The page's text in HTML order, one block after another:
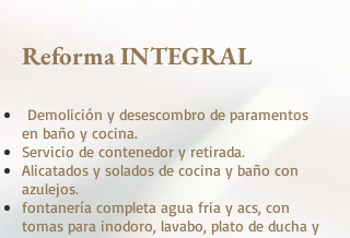
Reforma INTEGRAL
Demolición y desescombro de paramentos
en baño y cocina.
Servicio de contenedor y retirada.
Alicatados y solados de cocina y baño con
azulejos.
fontanería completa agua fria y acs, con
tomas para inodoro, lavabo, plato de ducha y